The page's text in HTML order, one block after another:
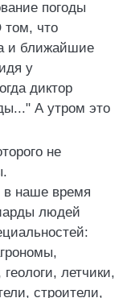
погоды
том, что
и ближайшие
у
диктор
А утром это
не
в наше время
людей
летчики,
строители,